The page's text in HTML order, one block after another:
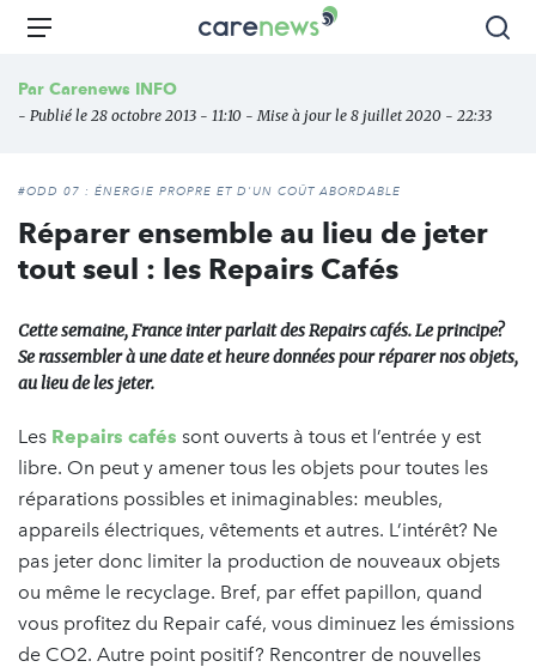
Aller
principal
Carenews,
des
l'engagement
Menu
Par Carenews INFO
- Publié le 28 octobre 2013 - 11:10 - Mise à jour le 8 juillet 2020 - 22:33
#ODD 07 : ÉNERGIE PROPRE ET D'UN COÛT ABORDABLE
Réparer ensemble au lieu de jeter
tout seul : les Repairs Cafés
Cette semaine, France inter parlait des Repairs cafés. Le principe?
Se rassembler à une date et heure données pour réparer nos objets,
au lieu de les jeter.
Les Repairs cafés sont ouverts à tous et l’entrée y est
libre. On peut y amener tous les objets pour toutes les
réparations possibles et inimaginables: meubles,
appareils électriques, vêtements et autres. L’intérêt? Ne
pas jeter donc limiter la production de nouveaux objets
ou même le recyclage. Bref, par effet papillon, quand
vous profitez du Repair café, vous diminuez les émissions
de CO2. Autre point positif? Rencontrer de nouvelles